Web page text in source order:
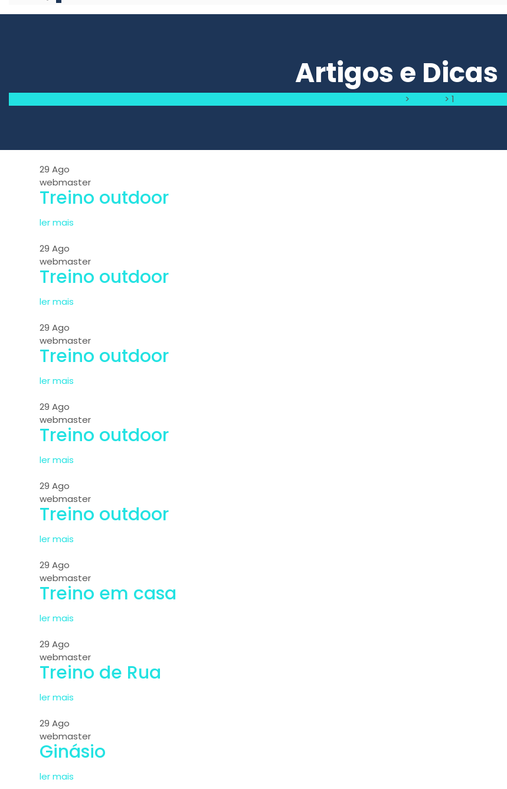
Artigos e Dicas
> > 1
29 Ago
webmaster
Treino outdoor
ler mais
29 Ago
webmaster
Treino outdoor
ler mais
29 Ago
webmaster
Treino outdoor
ler mais
29 Ago
webmaster
Treino outdoor
ler mais
29 Ago
webmaster
Treino outdoor
ler mais
29 Ago
webmaster
Treino em casa
ler mais
29 Ago
webmaster
Treino de Rua
ler mais
29 Ago
webmaster
Ginásio
ler mais